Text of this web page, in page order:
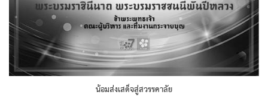
น้อมส่งเสด็จสู่สวรรคาลัย